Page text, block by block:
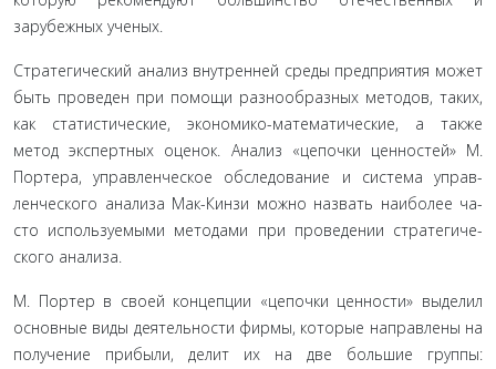
зарубежных ученых.
Стратегический анализ внутренней среды предприятия может
быть проведен при помощи разнообразных методов, таких,
как статистические, экономико-математические, а так­же
метод экспертных оценок. Анализ «цепочки ценностей» М.
Портера, управленческое обследование и система управ­
ленческого анализа Мак-Кинзи можно назвать наиболее ча­
сто используемыми методами при проведении стратегиче­
ского анализа.
М. Портер в своей концепции «цепочки ценности» вы­делил
основные виды деятельности фирмы, которые направ­лены на
получение прибыли, делит их на две большие груп­пы: